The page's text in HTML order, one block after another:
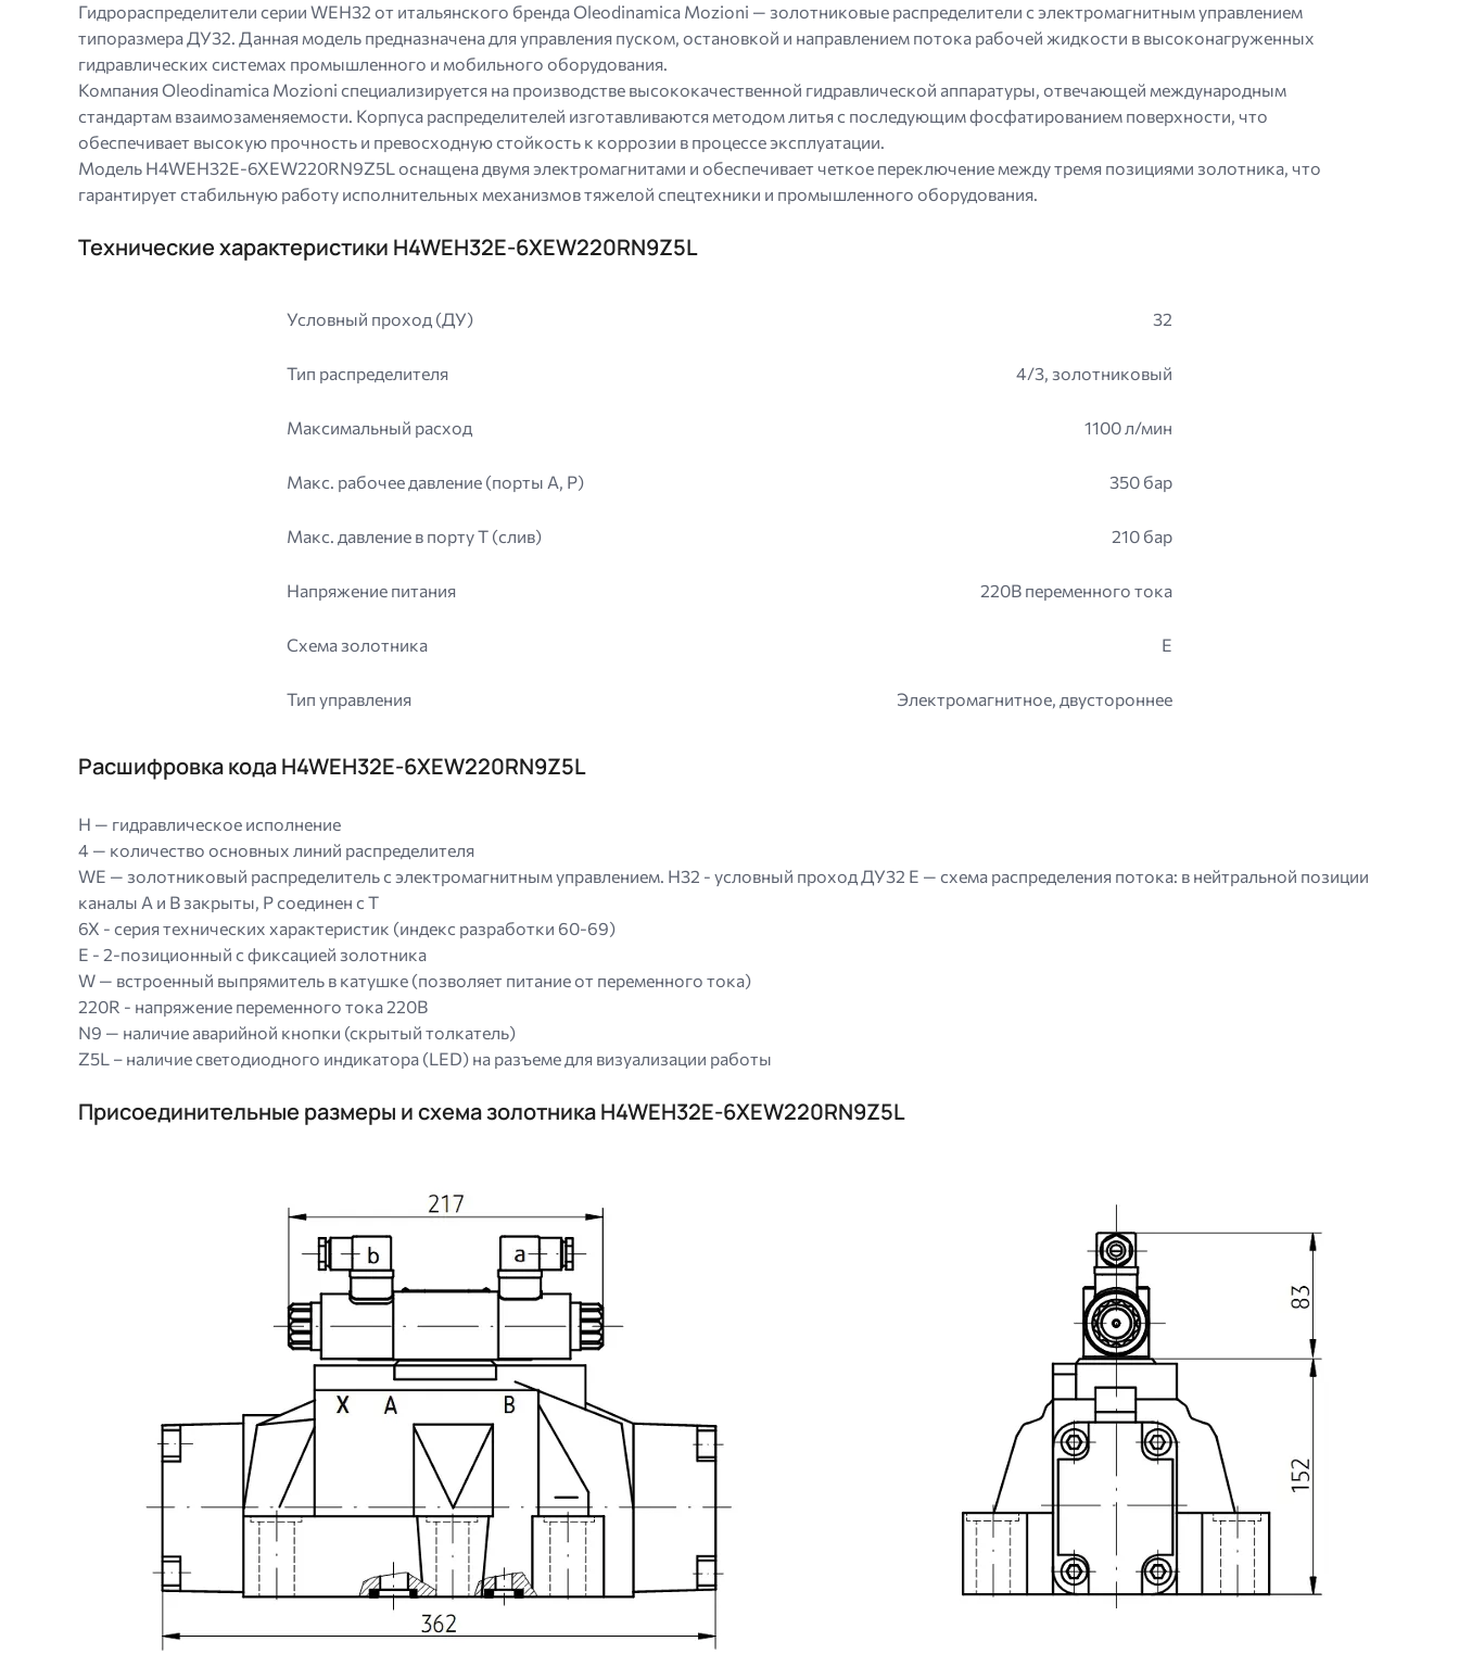
jpeg
png.
Гидрораспределители серии WEH32 от итальянского бренда Oleodinamica Mozioni — золотниковые распределители с электромагнитным управлением
типоразмера ДУ32. Данная модель предназначена для управления пуском, остановкой и направлением потока рабочей жидкости в высоконагруженных
гидравлических системах промышленного и мобильного оборудования.
Компания Oleodinamica Mozioni специализируется на производстве высококачественной гидравлической аппаратуры, отвечающей международным
стандартам взаимозаменяемости. Корпуса распределителей изготавливаются методом литья с последующим фосфатированием поверхности, что
обеспечивает высокую прочность и превосходную стойкость к коррозии в процессе эксплуатации.
Модель H4WEH32E-6XEW220RN9Z5L оснащена двумя электромагнитами и обеспечивает четкое переключение между тремя позициями золотника, что
гарантирует стабильную работу исполнительных механизмов тяжелой спецтехники и промышленного оборудования.
Технические характеристики H4WEH32E-6XEW220RN9Z5L
Условный проход (ДУ) 32
Тип распределителя 4/3, золотниковый
Максимальный расход 1100 л/мин
Макс. рабочее давление (порты A, P) 350 бар
Макс. давление в порту T (слив) 210 бар
Напряжение питания 220В переменного тока
Схема золотника E
Тип управления Электромагнитное, двустороннее
Расшифровка кода H4WEH32E-6XEW220RN9Z5L
H — гидравлическое исполнение
4 — количество основных линий распределителя
WE — золотниковый распределитель с электромагнитным управлением. H32 - условный проход ДУ32 E — схема распределения потока: в нейтральной позиции
каналы A и B закрыты, P соединен с T
6X - серия технических характеристик (индекс разработки 60-69)
E - 2-позиционный с фиксацией золотника
W — встроенный выпрямитель в катушке (позволяет питание от переменного тока)
220R - напряжение переменного тока 220В
N9 — наличие аварийной кнопки (скрытый толкатель)
Z5L – наличие светодиодного индикатора (LED) на разъеме для визуализации работы
Присоединительные размеры и схема золотника H4WEH32E-6XEW220RN9Z5L